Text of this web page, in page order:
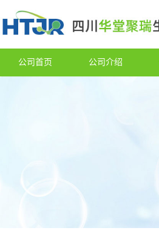
公司首页 公司介绍